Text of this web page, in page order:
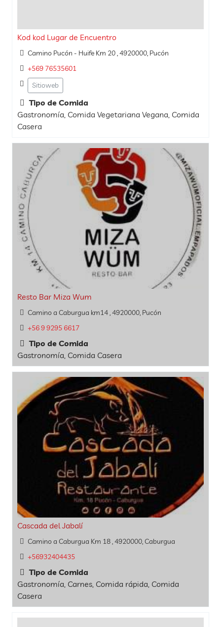
Kod kod Lugar de Encuentro
Camino Pucón - Huife Km 20 , 4920000, Pucón
+569 76535601
Sitioweb
Tipo de Comida
Gastronomía, Comida Vegetariana Vegana, Comida
Casera
Resto Bar Miza Wum
Camino a Caburgua km14 , 4920000, Pucón
+56 9 9295 6617
Tipo de Comida
Gastronomía, Comida Casera
Cascada del Jabalí
Camino a Caburgua Km 18 , 4920000, Caburgua
+56932404435
Tipo de Comida
Gastronomía, Carnes, Comida rápida, Comida
Casera